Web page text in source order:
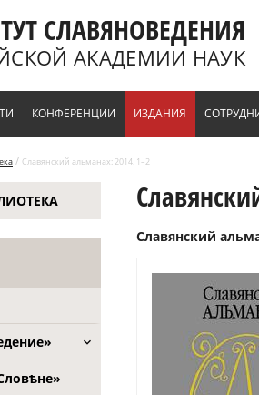
СЛАВЯНОВЕДЕНИЯ
АКАДЕМИИ НАУК
КОНФЕРЕНЦИИ ИЗДАНИЯ
/ Славянский альманах: 2014. 1–2
Славянский